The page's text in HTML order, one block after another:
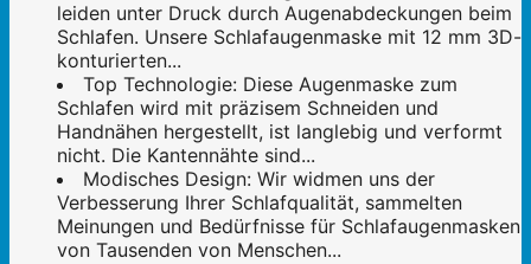
leiden unter Druck durch Augenabdeckungen beim
Schlafen. Unsere Schlafaugenmaske mit 12 mm 3D-
konturierten...
Top Technologie: Diese Augenmaske zum
Schlafen wird mit präzisem Schneiden und
Handnähen hergestellt, ist langlebig und verformt
nicht. Die Kantennähte sind...
Modisches Design: Wir widmen uns der
Verbesserung Ihrer Schlafqualität, sammelten
Meinungen und Bedürfnisse für Schlafaugenmasken
von Tausenden von Menschen...